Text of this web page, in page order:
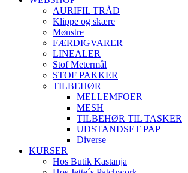
AURIFIL TRÅD
Klippe og skære
Mønstre
FÆRDIGVARER
LINEALER
Stof Metermål
STOF PAKKER
TILBEHØR
MELLEMFOER
MESH
TILBEHØR TIL TASKER
UDSTANDSET PAP
Diverse
KURSER
Hos Butik Kastanja